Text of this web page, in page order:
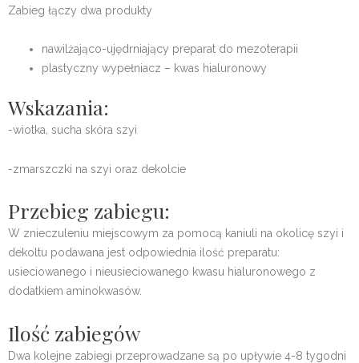
Zabieg łączy dwa produkty
nawilżająco-ujędrniający preparat do mezoterapii
plastyczny wypełniacz – kwas hialuronowy
Wskazania:
-wiotka, sucha skóra szyi
-zmarszczki na szyi oraz dekolcie
Przebieg zabiegu:
W znieczuleniu miejscowym za pomocą kaniuli na okolicę szyi i
dekoltu podawana jest odpowiednia ilość preparatu:
usieciowanego i nieusieciowanego kwasu hialuronowego z
dodatkiem aminokwasów.
Ilość zabiegów
Dwa kolejne zabiegi przeprowadzane są po upływie 4-8 tygodni